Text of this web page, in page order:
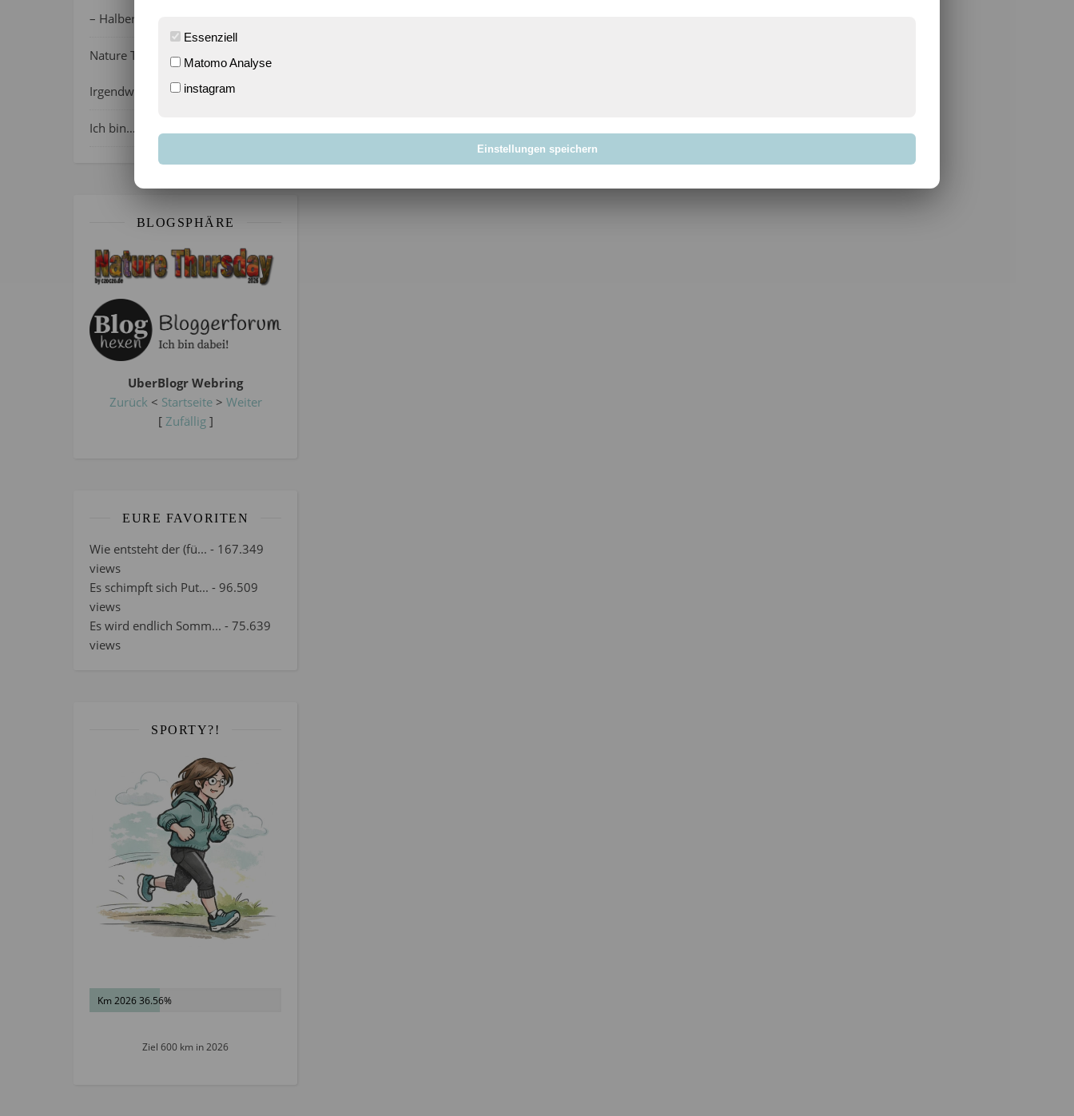
– Halber Alltag ist zurück
Nature Thursday 21/2026 –
Irgendwie wie April, oder?
Ich bin…
BLOGSPHÄRE
UberBlogr Webring
Zurück < Startseite> Weiter
[ Zufällig]
EURE FAVORITEN
Wie entsteht der (fü... - 167.349
views
Es schimpft sich Put... - 96.509
views
Es wird endlich Somm... - 75.639
views
SPORTY?!
Km 2026 36.56%
Ziel 600 km in 2026
Essenziell
Matomo Analyse
instagram
Einstellungen speichern